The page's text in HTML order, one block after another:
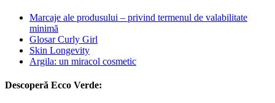
Marcaje ale produsului – privind termenul de valabilitate
minimă
Glosar Curly Girl
Skin Longevity
Argila: un miracol cosmetic
Descoperă Ecco Verde: